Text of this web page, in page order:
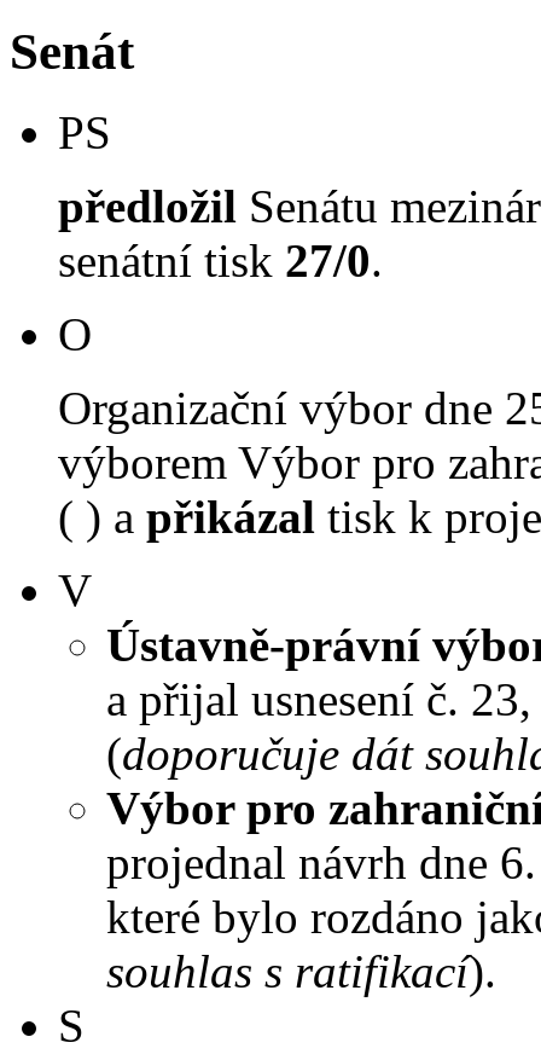
Senát
PS
předložil Senátu
senátní tisk 27/0.
O
Organizační výbor dne
výborem Výbor pro
( ) a přikázal tisk k
V
Ústavně-právní
a přijal usnesení č.
(doporučuje dát
Výbor pro
projednal návrh dne
které bylo rozdáno
souhlas s ratifikací).
S